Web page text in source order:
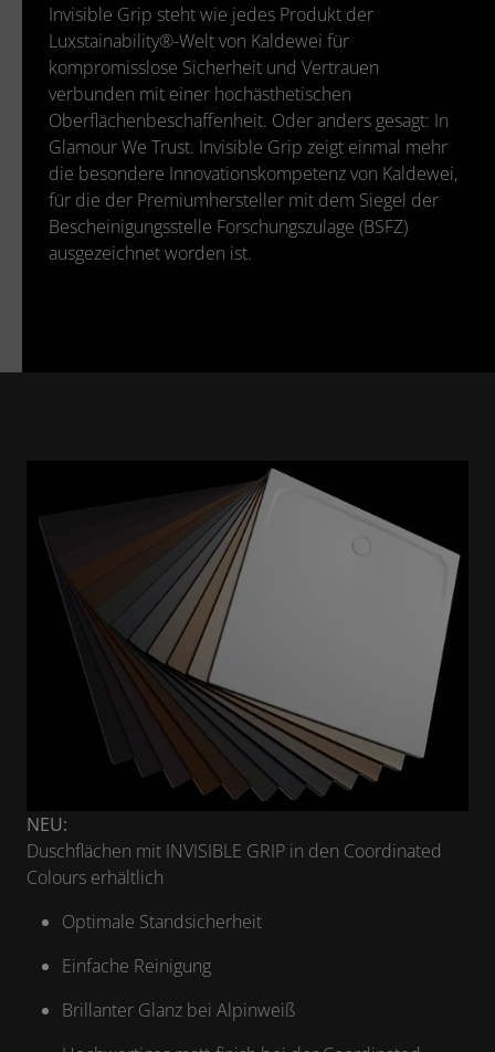
Invisible Grip steht wie jedes Produkt der
Luxstainability®-Welt von Kaldewei für
kompromisslose Sicherheit und Vertrauen
verbunden mit einer hochästhetischen
Oberflächenbeschaffenheit. Oder anders gesagt: In
Glamour We Trust. Invisible Grip zeigt einmal mehr
die besondere Innovationskompetenz von Kaldewei,
für die der Premiumhersteller mit dem Siegel der
Bescheinigungsstelle Forschungszulage (BSFZ)
ausgezeichnet worden ist.
NEU:
Duschflächen mit INVISIBLE GRIP in den Coordinated
Colours erhältlich
Optimale Standsicherheit
Einfache Reinigung
Brillanter Glanz bei Alpinweiß